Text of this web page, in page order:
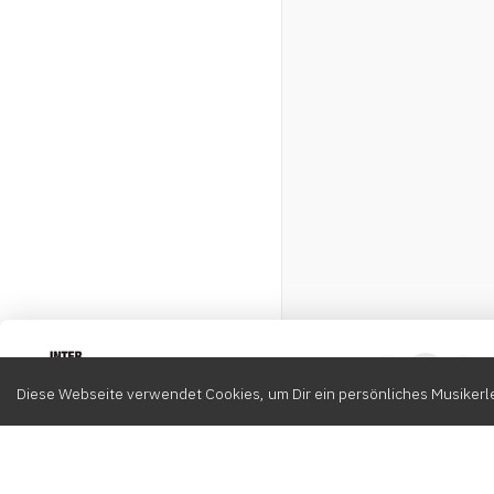
Diese Webseite verwendet Cookies, um Dir ein persönliches